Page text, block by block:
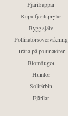
Fjärilsappar
Köpa fjärilsprylar
Bygg själv
Pollinatörsövervakning
Träna på pollinatörer
Blomflugor
Humlor
Solitärbin
Fjärilar